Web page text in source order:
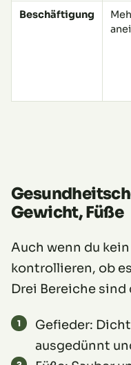
Beschäftigung
Gewicht, Füße
Auch wenn du
kontrollieren, ob
Drei Bereiche
Gefieder:
ausgedünnt